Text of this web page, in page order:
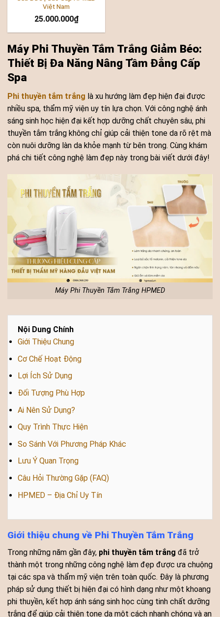
Việt Nam
25.000.000₫
Máy Phi Thuyền Tắm Trắng Giảm Béo:
Thiết Bị Đa Năng Nâng Tầm Đẳng Cấp
Spa
Phi thuyền tắm trắng là xu hướng làm đẹp hiện đại được
nhiều spa, thẩm mỹ viện uy tín lựa chọn. Với công nghệ ánh
sáng sinh học hiện đại kết hợp dưỡng chất chuyên sâu, phi
thuyền tắm trắng không chỉ giúp cải thiện tone da rõ rệt mà
còn nuôi dưỡng làn da khỏe mạnh từ bên trong. Cùng khám
phá chi tiết công nghệ làm đẹp này trong bài viết dưới đây!
Máy Phi Thuyền Tắm Trắng HPMED
Nội Dung Chính
Giới Thiệu Chung
Cơ Chế Hoạt Động
Lợi Ích Sử Dụng
Đối Tượng Phù Hợp
Ai Nên Sử Dụng?
Quy Trình Thực Hiện
So Sánh Với Phương Pháp Khác
Lưu Ý Quan Trọng
Câu Hỏi Thường Gặp (FAQ)
HPMED – Địa Chỉ Uy Tín
Giới thiệu chung về Phi Thuyền Tắm Trắng
Trong những năm gần đây, phi thuyền tắm trắng đã trở
thành một trong những công nghệ làm đẹp được ưa chuộng
tại các spa và thẩm mỹ viện trên toàn quốc. Đây là phương
pháp sử dụng thiết bị hiện đại có hình dạng như một khoang
phi thuyền, kết hợp ánh sáng sinh học cùng tinh chất dưỡng
trắng để giúp cải thiện tone da một cách nhanh chóng và an